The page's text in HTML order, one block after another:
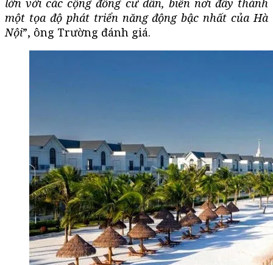
lớn với các cộng đồng cư dân, biến nơi đây thành
một tọa độ phát triển năng động bậc nhất của Hà
Nội”, ông Trường đánh giá.